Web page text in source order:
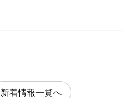
新着情報一覧へ